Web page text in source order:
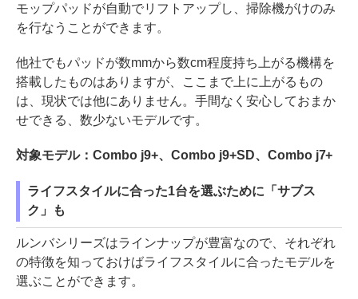
モップパッドが自動でリフトアップし、掃除機がけのみ
を行なうことができます。
他社でもパッドが数mmから数cm程度持ち上がる機構を
搭載したものはありますが、ここまで上に上がるもの
は、現状では他にありません。手間なく安心しておまか
せできる、数少ないモデルです。
対象モデル：Combo j9+、Combo j9+SD、Combo j7+
ライフスタイルに合った1台を選ぶために「サブス
ク」も
ルンバシリーズはラインナップが豊富なので、それぞれ
の特徴を知っておけばライフスタイルに合ったモデルを
選ぶことができます。